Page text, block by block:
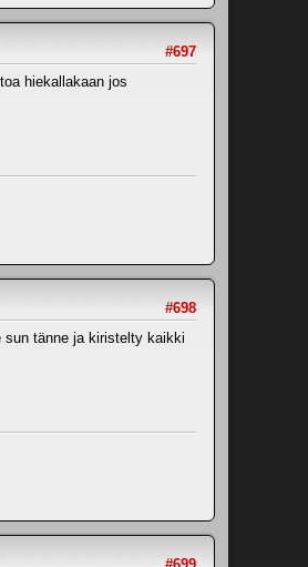
#697
hiekallakaan jos
#698
sun tänne ja kiristelty kaikki